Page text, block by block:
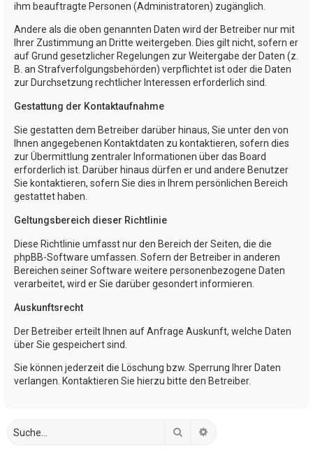
ihm beauftragte Personen (Administratoren) zugänglich.
Andere als die oben genannten Daten wird der Betreiber nur mit
Ihrer Zustimmung an Dritte weitergeben. Dies gilt nicht, sofern er
auf Grund gesetzlicher Regelungen zur Weitergabe der Daten (z.
B. an Strafverfolgungsbehörden) verpflichtet ist oder die Daten
zur Durchsetzung rechtlicher Interessen erforderlich sind.
Gestattung der Kontaktaufnahme
Sie gestatten dem Betreiber darüber hinaus, Sie unter den von
Ihnen angegebenen Kontaktdaten zu kontaktieren, sofern dies
zur Übermittlung zentraler Informationen über das Board
erforderlich ist. Darüber hinaus dürfen er und andere Benutzer
Sie kontaktieren, sofern Sie dies in Ihrem persönlichen Bereich
gestattet haben.
Geltungsbereich dieser Richtlinie
Diese Richtlinie umfasst nur den Bereich der Seiten, die die
phpBB-Software umfassen. Sofern der Betreiber in anderen
Bereichen seiner Software weitere personenbezogene Daten
verarbeitet, wird er Sie darüber gesondert informieren.
Auskunftsrecht
Der Betreiber erteilt Ihnen auf Anfrage Auskunft, welche Daten
über Sie gespeichert sind.
Sie können jederzeit die Löschung bzw. Sperrung Ihrer Daten
verlangen. Kontaktieren Sie hierzu bitte den Betreiber.
Suche